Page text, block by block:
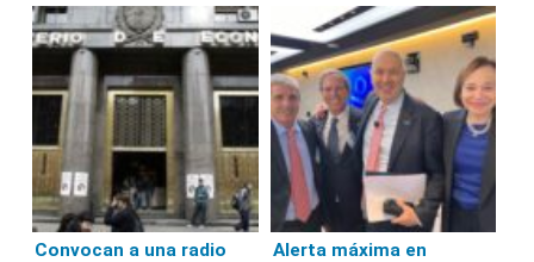
Convocan a una radio
Alerta máxima en